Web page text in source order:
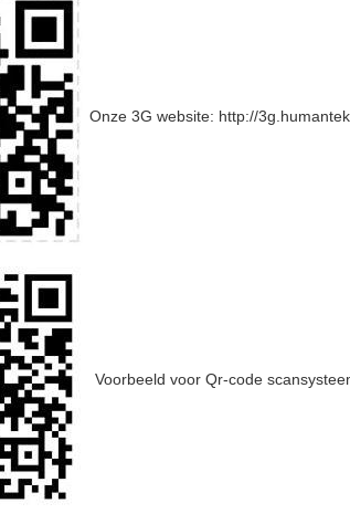
Onze 3G website: http://
Voorbeeld voor Qr-code